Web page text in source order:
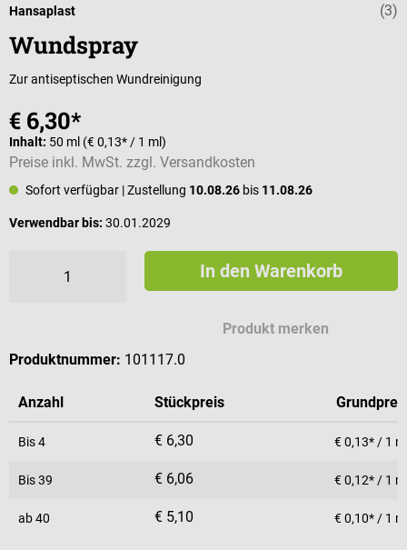
(3)
Hansaplast
Wundspray
Zur antiseptischen Wundreinigung
€ 6,30*
Inhalt: 50 ml (€ 0,13* / 1 ml)
Preise inkl. MwSt. zzgl. Versandkosten
Sofort verfügbar | Zustellung 10.08.26 bis 11.08.26
Verwendbar bis: 30.01.2029
In den Warenkorb
Produkt merken
Produktnummer: 101117.0
Anzahl Stückpreis
Bis4 € 6,30 € 0,13* / 1
Bis39 € 6,06 € 0,12* / 1
ab40 € 5,10 € 0,10* / 1